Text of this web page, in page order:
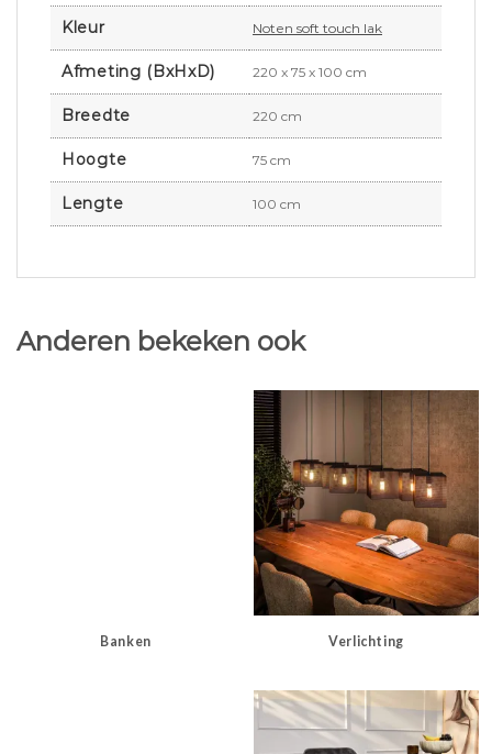
Kleur Noten soft touch lak
Afmeting (BxHxD) 220 x 75 x 100 cm
Breedte 220 cm
Hoogte 75 cm
Lengte 100 cm
Anderen bekeken ook
Banken Verlichting